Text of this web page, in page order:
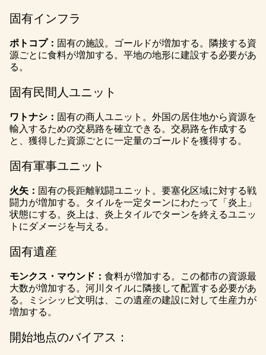
固有インフラ
ポトコプ： 固有の施設。ゴールドが増加する。隣接する資
源ごとに食料が増加する。平地の地形に建設する必要があ
る。
固有民間人ユニット
ワトナシ： 固有の商人ユニット。外国の居住地から資源を
輸入するための交易路を確立できる。交易路を作成する
と、獲得した資源ごとに一定量のゴールドを獲得する。
固有軍事ユニット
火矢： 固有の長距離戦闘ユニット。要塞化区域に対する戦
闘力が増加する。タイルを一定ターンにわたって「炎上」
状態にする。炎上は、炎上タイルでターンを終えるユニッ
トにダメージを与える。
固有遺産
モンクス・マウンド： 食料が増加する。この都市の資源最
大数が増加する。河川タイルに隣接して配置する必要があ
る。ミシシッピ文明は、この遺産の建設に対して生産力が
増加する。
開始地点のバイアス：